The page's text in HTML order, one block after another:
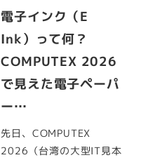
電子インク（E
Ink）って何？
COMPUTEX 2026
で見えた電子ペーパ
ー…
先日、COMPUTEX
2026（台湾の大型IT見本